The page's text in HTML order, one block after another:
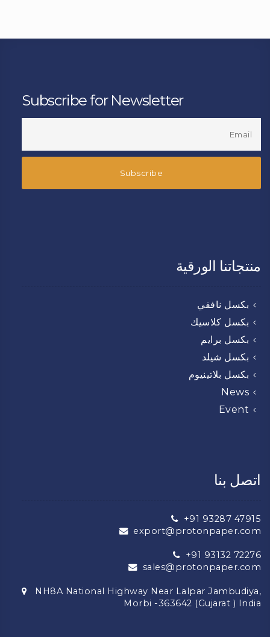
Subscribe for Newsletter
منتجاتنا الورقية
بكسل ناففي
بكسل كلاسيك
بكسل برايم
بكسل شيلد
بكسل بلاتينيوم
News
Event
اتصل بنا
+91 93287 47915
export@protonpaper.com
+91 93132 72276
sales@protonpaper.com
NH8A National Highway Near Lalpar Jambudiya,
Morbi -363642 (Gujarat ) India